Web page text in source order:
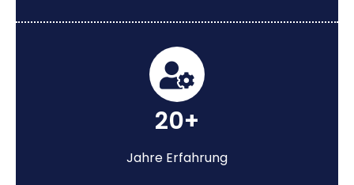
20+
Jahre Erfahrung